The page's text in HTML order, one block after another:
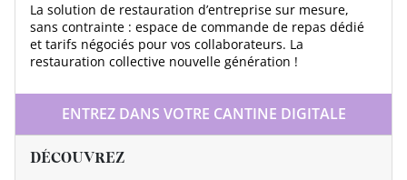
La solution de restauration d’entreprise sur mesure,
sans contrainte : espace de commande de repas dédié
et tarifs négociés pour vos collaborateurs. La
restauration collective nouvelle génération !
ENTREZ DANS VOTRE CANTINE DIGITALE
DÉCOUVREZ